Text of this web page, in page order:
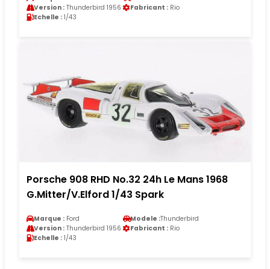
Version : Thunderbird 1956 Fabricant : Rio
Echelle : 1/43
Porsche 908 RHD No.32 24h Le Mans 1968
G.Mitter/V.Elford 1/43 Spark
Marque : Ford Modele :Thunderbird
Version : Thunderbird 1956 Fabricant : Rio
Echelle : 1/43